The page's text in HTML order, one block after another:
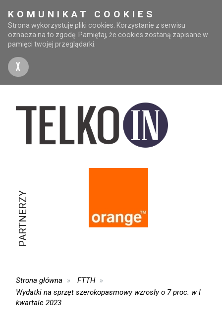
KOMUNIKAT COOKIES
Strona wykorzystuje pliki cookies. Korzystanie z serwisu
oznacza na to zgodę. Pamiętaj, że cookies zostaną zapisane w
pamięci twojej przeglądarki.
X
PARTNERZY
Strona główna
FTTH
Wydatki na sprzęt szerokopasmowy wzrosły o 7 proc. w I
kwartale 2023